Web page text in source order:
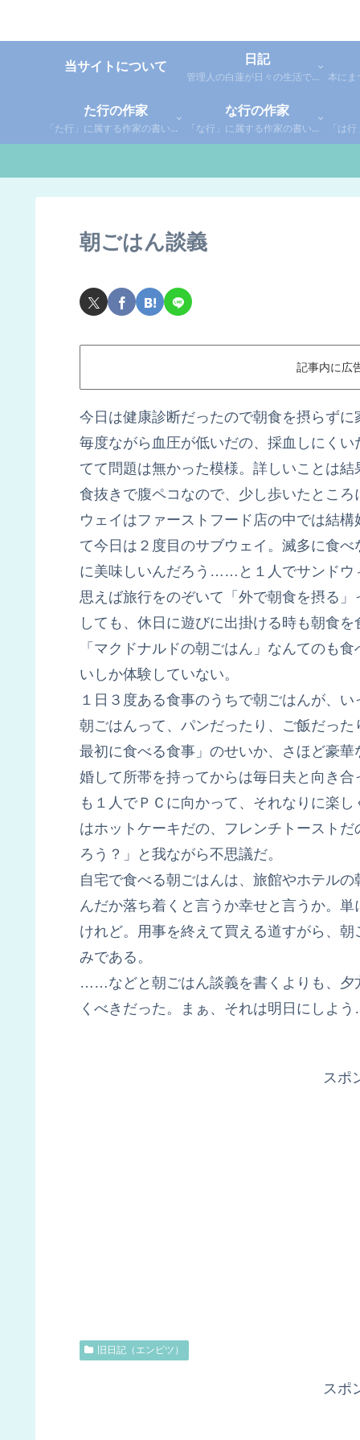
当サイトについて
日記
管理人の白蓮が日々の生活で感じた事や考えた事を綴った個人的な日記です。
た行の作家
「た行」に属する作家の書いた本の感想です。さらに「た」「ち」「つ」「て」「と」に分類していあります。お好きな作家の作品を探してみてください。
な行の作家
「な行」に属する作家の書いた本の感想です。さらに「な」「に」「ぬ」「ね」「の」に分類していあります。お好きな作家の作品を探してみてください。
朝ごはん談義
記事内に広
今日は健康診断だったので朝食を摂らずに
毎度ながら血圧が低いだの、採血しにく
てて問題は無かった模様。詳しいことは
食抜きで腹ペコなので、少し歩いたところ
ウェイはファーストフード店の中では結
て今日は２度目のサブウェイ。滅多に食
に美味しいんだろう……と１人でサンドウ
思えば旅行をのぞいて「外で朝食を摂る
しても、休日に遊びに出掛ける時も朝食
「マクドナルドの朝ごはん」なんてのも
いしか体験していない。
１日３度ある食事のうちで朝ごはんが、
朝ごはんって、パンだったり、ご飯だっ
最初に食べる食事」のせいか、さほど豪
婚して所帯を持ってからは毎日夫と向き
も１人でＰＣに向かって、それなりに楽
はホットケーキだの、フレンチトースト
ろう？」と我ながら不思議だ。
自宅で食べる朝ごはんは、旅館やホテル
んだか落ち着くと言うか幸せと言うか。
けれど。用事を終えて買える道すがら、
みである。
……などと朝ごはん談義を書くよりも、夕
くべきだった。まぁ、それは明日にしよ
スポ
旧日記（エンピツ）
スポ